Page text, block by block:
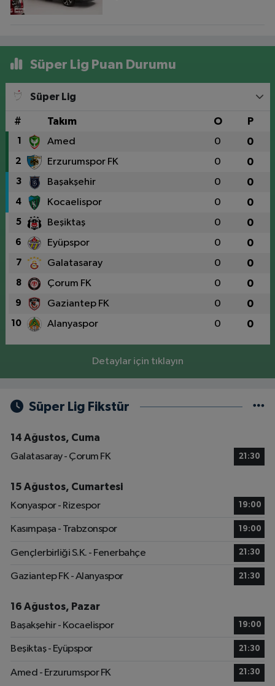
Süper Lig Puan Durumu
Süper Lig
# Takım O P
1 Amed 0 0
2 Erzurumspor FK 0 0
3 Başakşehir 0 0
4 Kocaelispor 0 0
5 Beşiktaş 0 0
6 Eyüpspor 0 0
7 Galatasaray 0 0
8 Çorum FK 0 0
9 Gaziantep FK 0 0
10 Alanyaspor 0 0
Detaylar için tıklayın
Süper Lig Fikstür
14 Ağustos, Cuma
Galatasaray - Çorum FK
21:30
15 Ağustos, Cumartesi
Konyaspor - Rizespor
19:00
Kasımpaşa - Trabzonspor 19:00
Gençlerbirliği S.K. - Fenerbahçe 21:30
Gaziantep FK - Alanyaspor 21:30
16 Ağustos, Pazar
Başakşehir - Kocaelispor
19:00
Beşiktaş - Eyüpspor 21:30
Amed - Erzurumspor FK 21:30